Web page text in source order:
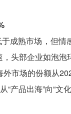
成熟市场，但
头部企业如泡泡
市场的份额从
产品出海”向“文